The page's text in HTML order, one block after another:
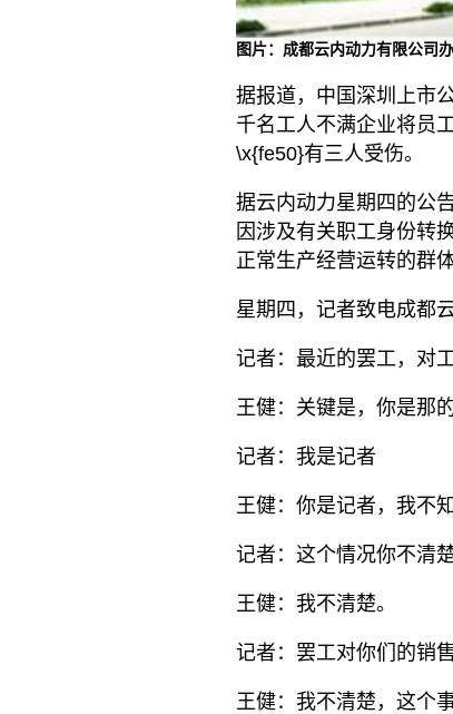
图片：成都云内动力有限公司
据报道，中国深圳上市
千名工人不满企业将员
\x{fe50}有三人受伤。
据云内动力星期四的公
因涉及有关职工身份转
正常生产经营运转的群
星期四，记者致电成都
记者：最近的罢工，对
王健：关键是，你是那的
记者：我是记者
王健：你是记者，我不
记者：这个情况你不清楚
王健：我不清楚。
记者：罢工对你们的销
王健：我不清楚，这个